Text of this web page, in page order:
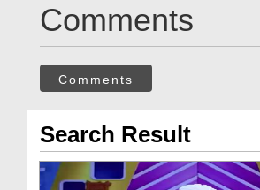
Comments
Comments
Search Result